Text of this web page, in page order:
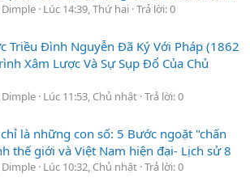
Lúc 14:39, Thứ hai Trả lời: 0
Triều Đình Nguyễn Đã Ký Với Pháp (1862
Xâm Lược Và Sự Sụp Đổ Của Chủ
Lúc 11:53, Chủ nhật Trả lời: 0
là những con số: 5 Bước ngoặt "chấn
thế giới và Việt Nam hiện đại- Lịch sử 8
Lúc 10:32, Chủ nhật Trả lời: 0